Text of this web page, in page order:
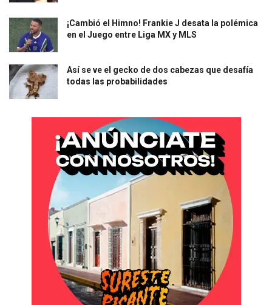
¡Cambió el Himno! Frankie J desata la polémica
en el Juego entre Liga MX y MLS
Así se ve el gecko de dos cabezas que desafía
todas las probabilidades